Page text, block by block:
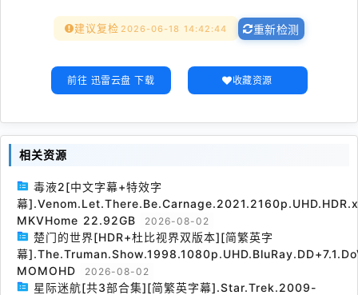
建议复检 2026-06-18 14:42:44 重新检测
前往 迅雷云盘 下载 收藏资源
相关资源
毒液2[中文字幕+特效字
幕
MKVHome 22.92GB
2026-08-02
楚门的世界[HDR+杜比视界双版本][简繁英字
幕
MOMOHD
2026-08-02
星际迷航[共3部合集][简繁英字幕].Star.Trek.2009-